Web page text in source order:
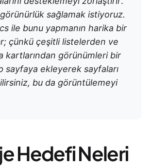
sağlamak istiyoruz.
ile bunu yapmanın harika bir
çünkü çeşitli listelerden ve
kartlarından görünümleri bir
sayfaya ekleyerek sayfaları
bu da görüntülemeyi
Hedefi Neleri